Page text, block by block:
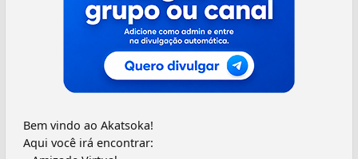
Bem vindo ao Akatsoka!
Aqui você irá encontrar: